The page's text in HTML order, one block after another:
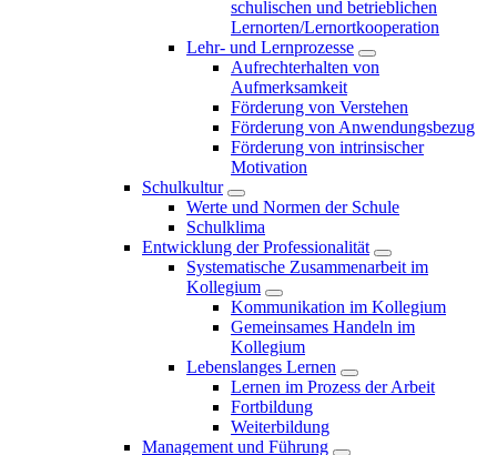
schulischen und betrieblichen
Lernorten/Lernortkooperation
Lehr- und Lernprozesse
Aufrechterhalten von
Aufmerksamkeit
Förderung von Verstehen
Förderung von Anwendungsbezug
Förderung von intrinsischer
Motivation
Schulkultur
Werte und Normen der Schule
Schulklima
Entwicklung der Professionalität
Systematische Zusammenarbeit im
Kollegium
Kommunikation im Kollegium
Gemeinsames Handeln im
Kollegium
Lebenslanges Lernen
Lernen im Prozess der Arbeit
Fortbildung
Weiterbildung
Management und Führung